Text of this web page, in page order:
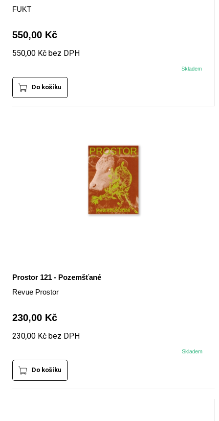
FUKT
550,00 Kč
550,00 Kč bez DPH
Skladem
Do košíku
Prostor 121 - Pozemšťané
Revue Prostor
230,00 Kč
230,00 Kč bez DPH
Skladem
Do košíku